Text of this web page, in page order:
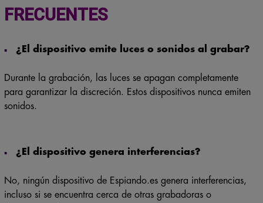
FRECUENTES
¿El dispositivo emite luces o sonidos al grabar?
Durante la grabación, las luces se apagan completamente
para garantizar la discreción. Estos dispositivos nunca emiten
sonidos.
¿El dispositivo genera interferencias?
No, ningún dispositivo de Espiando.es genera interferencias,
incluso si se encuentra cerca de otras grabadoras o